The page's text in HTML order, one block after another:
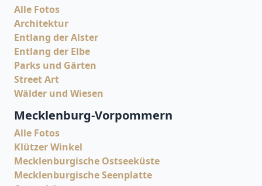
Alle Fotos
Architektur
Entlang der Alster
Entlang der Elbe
Parks und Gärten
Street Art
Wälder und Wiesen
Mecklenburg-Vorpommern
Alle Fotos
Klützer Winkel
Mecklenburgische Ostseeküste
Mecklenburgische Seenplatte